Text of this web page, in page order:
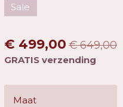
Sale
€ 499,00 € 649,00
GRATIS verzending
Maat